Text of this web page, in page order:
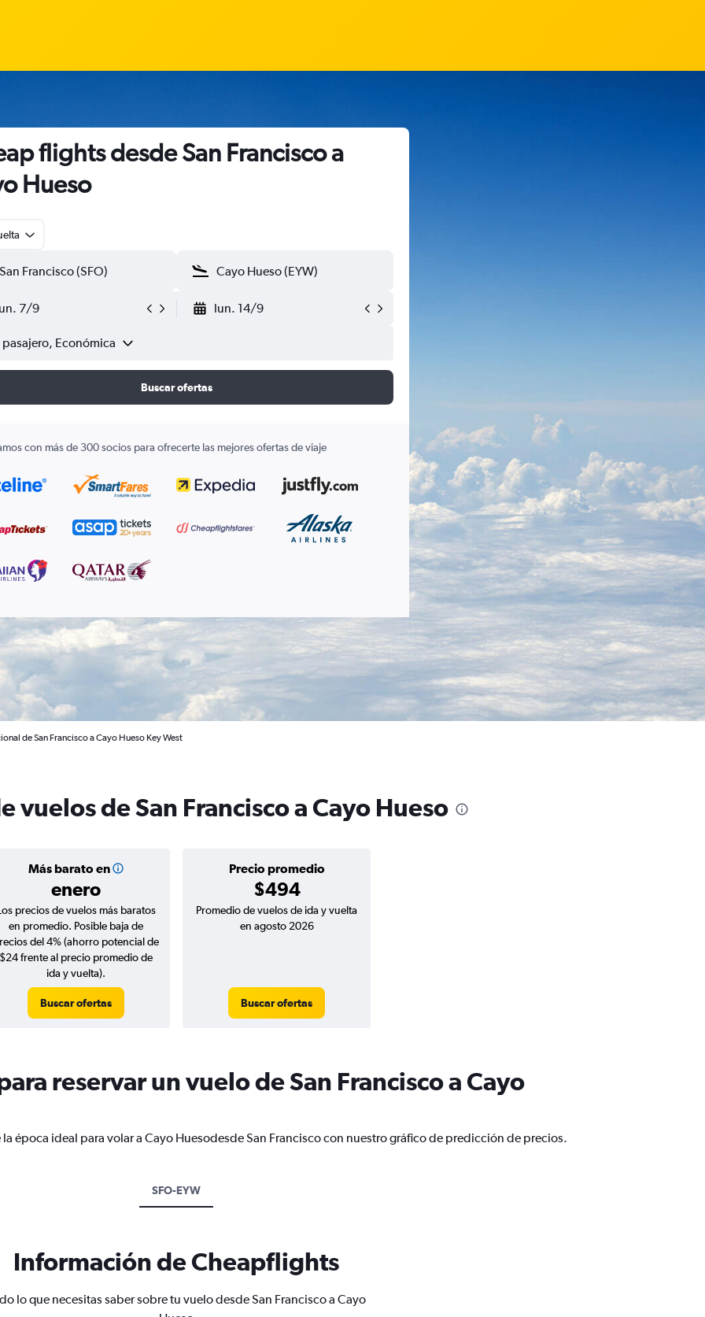
flights desde San Francisco a
Hueso
7/9 lun. 14/9
pasajero, Económica
Buscar ofertas
con más de 300 socios para ofrecerte las mejores ofertas de viaje
de San Francisco a Cayo Hueso Key West
vuelos de San Francisco a Cayo Hueso
Más barato en
enero
Precio promedio
$494
precios de vuelos más baratos
en promedio. Posible baja de
del 4% (ahorro potencial de
$24 frente al precio promedio de
ida y vuelta).
Buscar ofertas
Promedio de vuelos de ida y vuelta
en agosto 2026
Buscar ofertas
reservar un vuelo de San Francisco a Cayo
época ideal para volar a Cayo Huesodesde San Francisco con nuestro gráfico de predicción de precios.
SFO-EYW
Información de Cheapflights
lo que necesitas saber sobre tu vuelo desde San Francisco a Cayo